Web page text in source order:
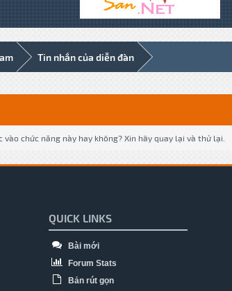
Tin nhắn của diễn đàn
chức năng này hay không? Xin hãy quay lại và thử lại.
QUICK LINKS
Bài mới
Forum Stats
Bản rút gọn